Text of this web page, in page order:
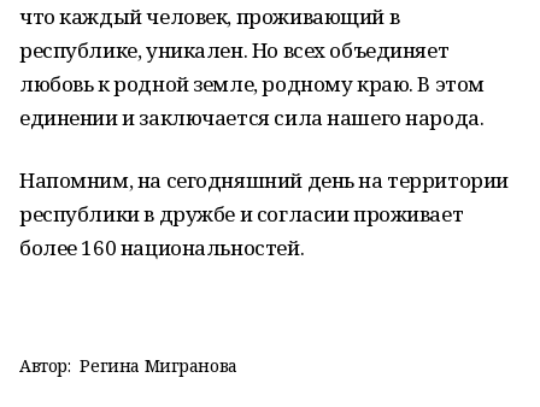
что каждый человек, проживающий в
республике, уникален. Но всех объединяет
любовь к родной земле, родному краю. В этом
единении и заключается сила нашего народа.
Напомним, на сегодняшний день на территории
республики в дружбе и согласии проживает
более 160 национальностей.
Автор: Регина Мигранова